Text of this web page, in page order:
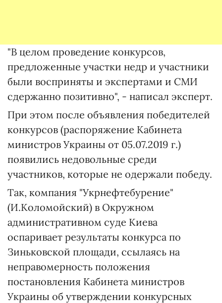
"В целом проведение конкурсов,
предложенные участки недр и участники
были восприняты и экспертами и СМИ
сдержанно позитивно", - написал эксперт.
При этом после объявления победителей
конкурсов (распоряжение Кабинета
министров Украины от 05.07.2019 г.)
появились недовольные среди
участников, которые не одержали победу.
Так, компания "Укрнефтебурение"
(И.Коломойский) в Окружном
административном суде Киева
оспаривает результаты конкурса по
Зиньковской площади, ссылаясь на
неправомерность положения
постановления Кабинета министров
Украины об утверждении конкурсных